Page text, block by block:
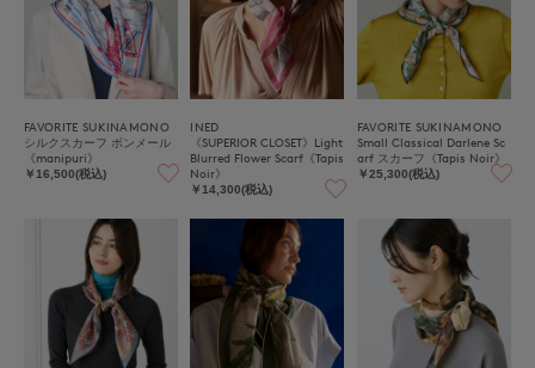
FAVORITE SUKINAMONO
シルクスカーフ ボンメール
《manipuri》
￥16,500(税込)
INED
《SUPERIOR CLOSET》Light
Blurred Flower Scarf《Tapis
Noir》
￥14,300(税込)
FAVORITE SUKINAMONO
Small Classical Darlene Sc
arf スカーフ《Tapis Noir》
￥25,300(税込)